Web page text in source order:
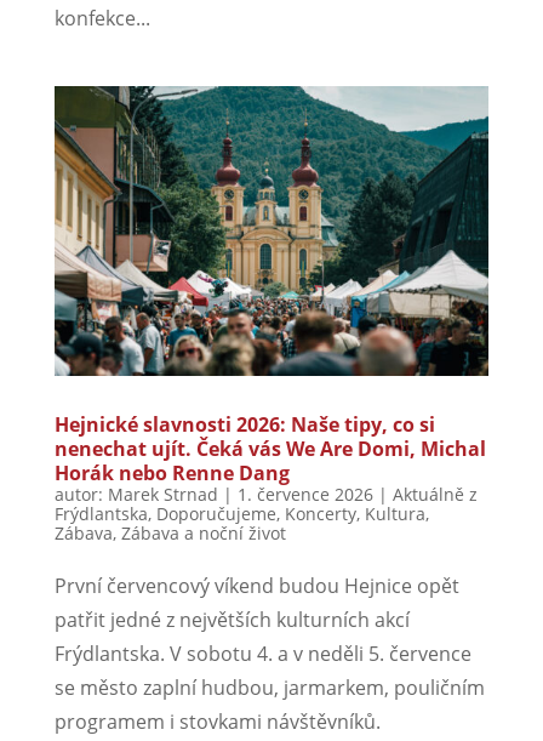
konfekce...
Hejnické slavnosti 2026: Naše tipy, co si
nenechat ujít. Čeká vás We Are Domi, Michal
Horák nebo Renne Dang
autor: Marek Strnad | 1. července 2026| Aktuálně z
Frýdlantska, Doporučujeme, Koncerty, Kultura,
Zábava, Zábava a noční život
První červencový víkend budou Hejnice opět
patřit jedné z největších kulturních akcí
Frýdlantska. V sobotu 4. a v neděli 5. července
se město zaplní hudbou, jarmarkem, pouličním
programem i stovkami návštěvníků.